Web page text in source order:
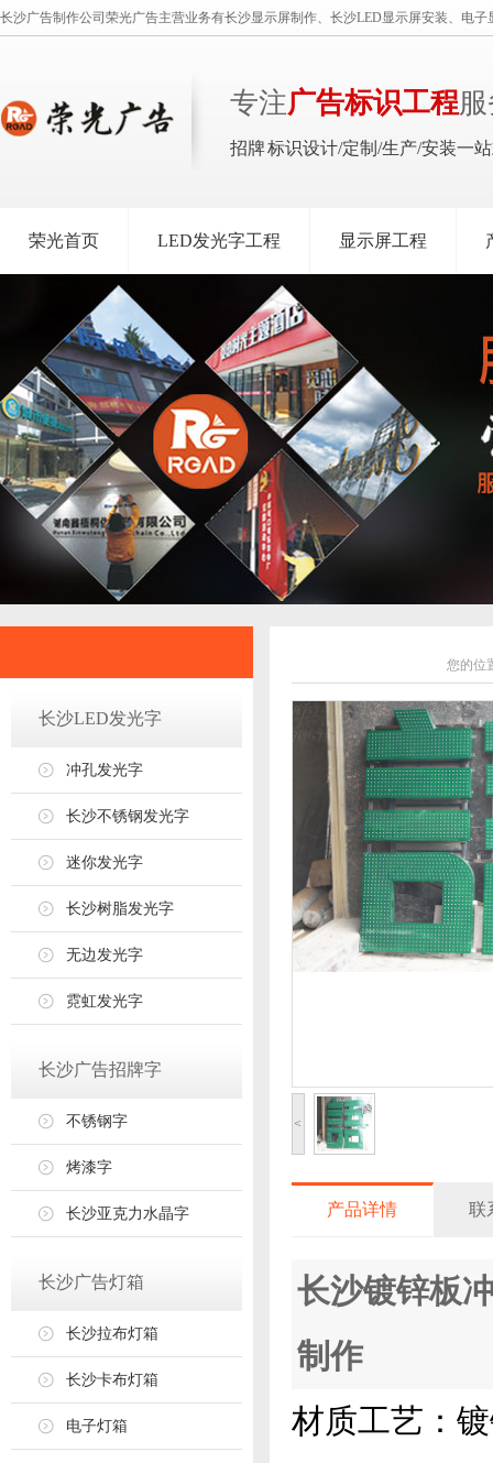
长沙广告制作公司荣光广告主营业务有长沙显示屏制作、长沙LED显示屏安装、电
专注广告标识工程
招牌 标识设计/定制/生产/安装一
荣光首页 LED发光字工程 显示屏工程
长沙LED发光字
冲孔发光字
长沙不锈钢发光字
迷你发光字
长沙树脂发光字
无边发光字
霓虹发光字
长沙广告招牌字
不锈钢字
烤漆字
长沙亚克力水晶字
长沙广告灯箱
长沙拉布灯箱
长沙卡布灯箱
电子灯箱
您的位
<
产品详情 联
长沙镀锌板
制作
材质工艺：